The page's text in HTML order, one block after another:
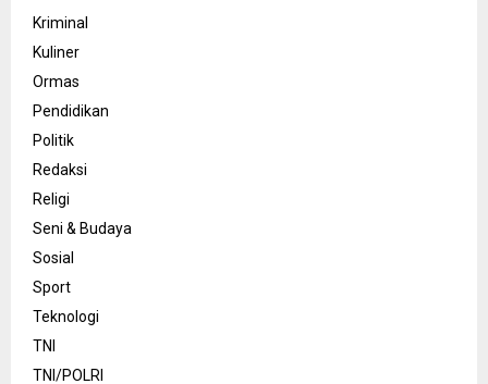
Kriminal
Kuliner
Ormas
Pendidikan
Politik
Redaksi
Religi
Seni & Budaya
Sosial
Sport
Teknologi
TNI
TNI/POLRI